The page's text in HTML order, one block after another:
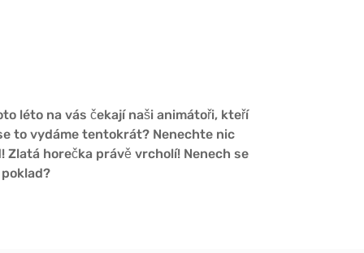
léto na vás čekají naši animátoři, kteří
to vydáme tentokrát? Nenechte nic
horečka právě vrcholí! Nenech se